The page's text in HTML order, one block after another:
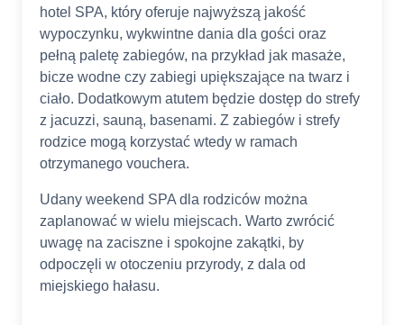
hotel SPA, który oferuje najwyższą jakość
wypoczynku, wykwintne dania dla gości oraz
pełną paletę zabiegów, na przykład jak masaże,
bicze wodne czy zabiegi upiększające na twarz i
ciało. Dodatkowym atutem będzie dostęp do strefy
z jacuzzi, sauną, basenami. Z zabiegów i strefy
rodzice mogą korzystać wtedy w ramach
otrzymanego vouchera.
Udany weekend SPA dla rodziców można
zaplanować w wielu miejscach. Warto zwrócić
uwagę na zaciszne i spokojne zakątki, by
odpoczęli w otoczeniu przyrody, z dala od
miejskiego hałasu.